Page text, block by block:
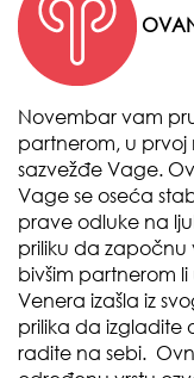
Novembar vam
partnerom, u prvoj
sazvežđe Vage.
Vage se oseća
prave odluke na
priliku da započnu
bivšim partnerom
Venera izašla iz
prilika da izgladite
radite na sebi.